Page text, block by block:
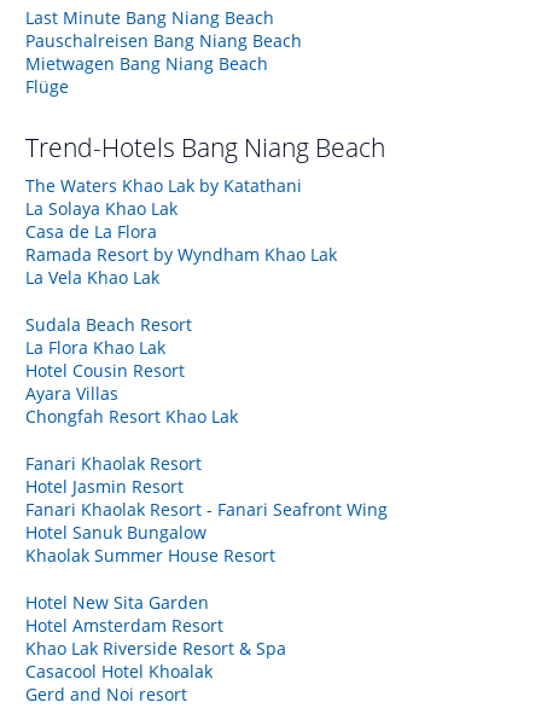
Last Minute Bang Niang Beach
Pauschalreisen Bang Niang Beach
Mietwagen Bang Niang Beach
Flüge
Trend-Hotels Bang Niang Beach
The Waters Khao Lak by Katathani
La Solaya Khao Lak
Casa de La Flora
Ramada Resort by Wyndham Khao Lak
La Vela Khao Lak
Sudala Beach Resort
La Flora Khao Lak
Hotel Cousin Resort
Ayara Villas
Chongfah Resort Khao Lak
Fanari Khaolak Resort
Hotel Jasmin Resort
Fanari Khaolak Resort - Fanari Seafront Wing
Hotel Sanuk Bungalow
Khaolak Summer House Resort
Hotel New Sita Garden
Hotel Amsterdam Resort
Khao Lak Riverside Resort & Spa
Casacool Hotel Khoalak
Gerd and Noi resort